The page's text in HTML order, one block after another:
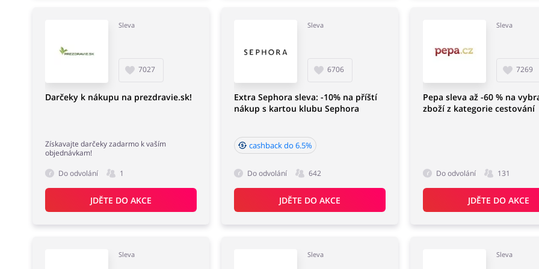
Sleva
7027
Darčeky k nákupu na prezdravie.sk!
Získavajte darčeky zadarmo k vaším
objednávkam!
Do odvolání
1
JDĚTE DO AKCE
Sleva
6706
Extra Sephora sleva: -10% na příští
nákup s kartou klubu Sephora
cashback do 6.5%
Do odvolání 642
JDĚTE DO AKCE
Sleva
7269
Pepa sleva až -60 % na
zboží z kategorie cestování
Do odvolání 131
JDĚTE DO AKCE
Sleva Sleva Sleva